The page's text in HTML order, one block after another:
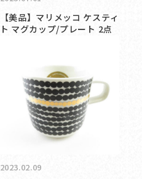
【美品】マリメッコ ケスティ
ト マグカップ/プレート 2点
2023.02.09